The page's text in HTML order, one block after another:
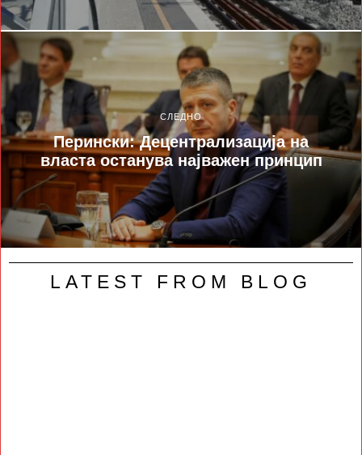
СЛЕДНО
Перински: Децентрализација на
власта останува најважен принцип
LATEST FROM BLOG